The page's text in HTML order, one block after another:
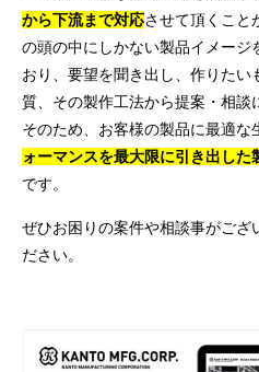
から下流まで対応させて頂くこと
の頭の中にしかない製品イメージ
おり、要望を聞き出し、作りた
質、その製作工法から提案・相談
そのため、お客様の製品に最適な
ォーマンスを最大限に引き出した
です。
ぜひお困りの案件や相談事がござ
ださい。